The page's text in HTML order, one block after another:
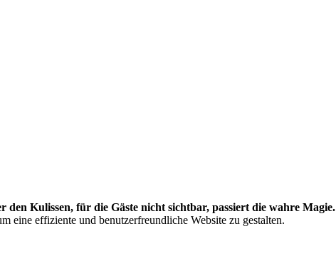
den Kulissen, für die Gäste nicht sichtbar, passiert die wahre Magie.
eine effiziente und benutzerfreundliche Website zu gestalten.